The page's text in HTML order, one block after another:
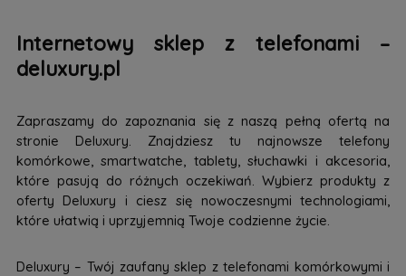
Internetowy sklep z telefonami –
deluxury.pl
Zapraszamy do zapoznania się z naszą pełną ofertą na
stronie Deluxury. Znajdziesz tu najnowsze telefony
komórkowe, smartwatche, tablety, słuchawki i akcesoria,
które pasują do różnych oczekiwań. Wybierz produkty z
oferty Deluxury i ciesz się nowoczesnymi technologiami,
które ułatwią i uprzyjemnią Twoje codzienne życie.
Deluxury – Twój zaufany sklep z telefonami komórkowymi i